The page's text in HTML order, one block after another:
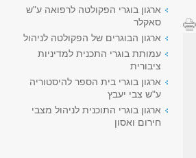
ארגון בוגרי הפקולטה לרפואה ע"ש
סאקלר
ארגון הבוגרים של הפקולטה לניהול
עמותת בוגרי התכנית למדיניות
ציבורית
ארגון בוגרי בית הספר להיסטוריה
ע"ש צבי יעבץ
ארגון בוגרי התוכנית לניהול מצבי
חירום ואסון